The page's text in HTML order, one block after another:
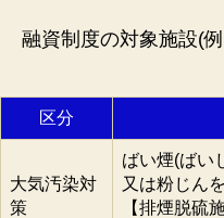
融資制度の対象施設(
区分
大気汚染対
策
ばい煙(ばい
又は粉じん
【排煙脱硫